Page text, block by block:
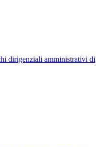
dirigenziali amministrativi di